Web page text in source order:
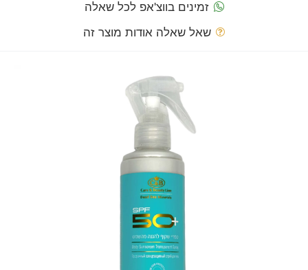
זמינים בווצ'אפ לכל שאלה
שאל שאלה אודות מוצר זה